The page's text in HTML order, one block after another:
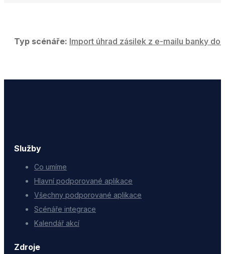
Typ scénáře: Import úhrad zásilek z e-mailu banky do
Služby
Co umíme
Hlavní podporované aplikace
Všechny podporované aplikace
Scénáře integrace
Kalendář akcí
Zdroje